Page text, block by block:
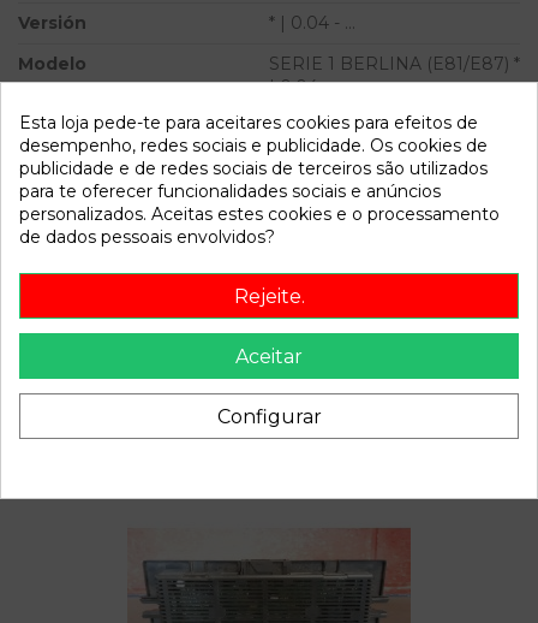
Versión
* | 0.04 - ...
Modelo
SERIE 1 BERLINA (E81/E87) *
| 0.04 - ...
Referência 802753
Disponível a partir de: 2022-04-06
Descrição
Recambio de condensador radiador aire acondicionado para
bmw serie 1 berlina (e81/e87) | 0.04 - ... | 0.04 - ... referencia
Esta loja pede-te para aceitares cookies para efeitos de
desempenho, redes sociais e publicidade. Os cookies de
publicidade e de redes sociais de terceiros são utilizados
para te oferecer funcionalidades sociais e anúncios
personalizados. Aceitas estes cookies e o processamento
de dados pessoais envolvidos?
Rejeite.
Aceitar
Configurar